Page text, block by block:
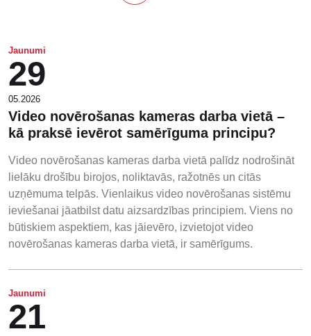
Jaunumi
29
05.2026
Video novērošanas kameras darba vietā –
kā praksē ievērot samērīguma principu?
Video novērošanas kameras darba vietā palīdz nodrošināt
lielāku drošību birojos, noliktavās, ražotnēs un citās
uzņēmuma telpās. Vienlaikus video novērošanas sistēmu
ieviešanai jāatbilst datu aizsardzības principiem. Viens no
būtiskiem aspektiem, kas jāievēro, izvietojot video
novērošanas kameras darba vietā, ir samērīgums.
Jaunumi
21